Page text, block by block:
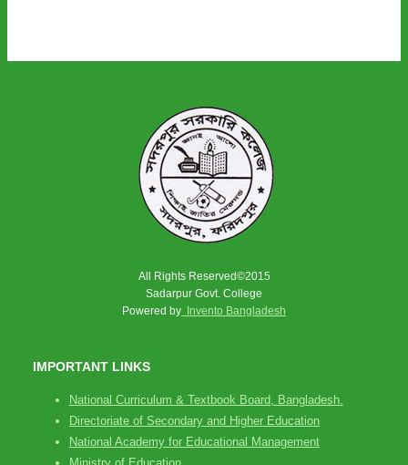
All Rights Reserved©2015
Sadarpur Govt. College
Powered by Invento Bangladesh
IMPORTANT LINKS
National Curriculum & Textbook Board, Bangladesh.
Directoriate of Secondary and Higher Education
National Academy for Educational Management